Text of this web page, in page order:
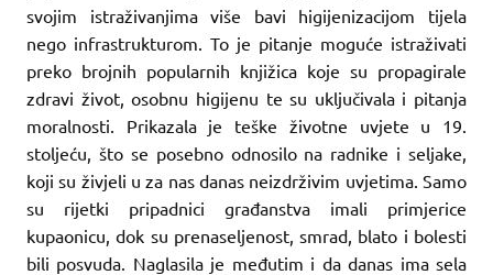
svojim istraživanjima više bavi higijenizacijom tijela
nego infrastrukturom. To je pitanje moguće istraživati
preko brojnih popularnih knjižica koje su propagirale
zdravi život, osobnu higijenu te su uključivala i pitanja
moralnosti. Prikazala je teške životne uvjete u 19.
stoljeću, što se posebno odnosilo na radnike i seljake,
koji su živjeli u za nas danas neizdrživim uvjetima. Samo
su rijetki pripadnici građanstva imali primjerice
kupaonicu, dok su prenaseljenost, smrad, blato i bolesti
bili posvuda. Naglasila je međutim i da danas ima sela